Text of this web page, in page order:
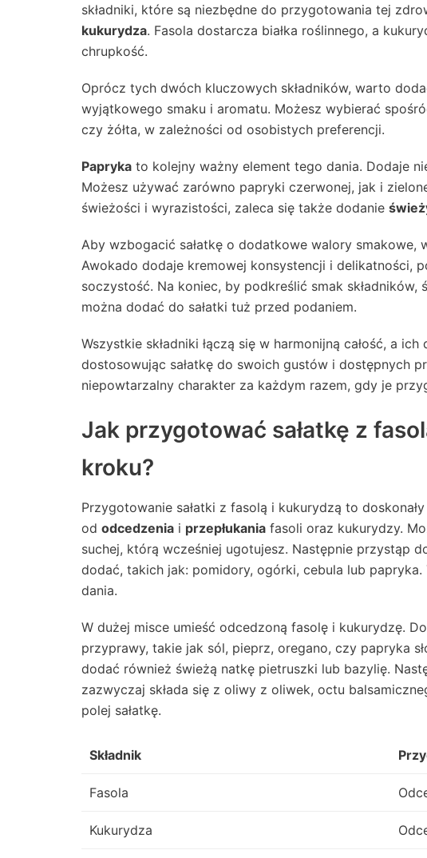
składniki, które są niezbędne do przygotowania tej
kukurydza. Fasola dostarcza białka roślinnego, a
chrupkość.
Oprócz tych dwóch kluczowych składników, warto
wyjątkowego smaku i aromatu. Możesz wybierać
czy żółta, w zależności od osobistych preferencji.
Papryka to kolejny ważny element tego dania. Dodaje
Możesz używać zarówno papryki czerwonej, jak i
świeżości i wyrazistości, zaleca się także dodanie
Aby wzbogacić sałatkę o dodatkowe walory smakowe,
Awokado dodaje kremowej konsystencji i delikatności,
soczystość. Na koniec, by podkreślić smak składników,
można dodać do sałatki tuż przed podaniem.
Wszystkie składniki łączą się w harmonijną całość, a
dostosowując sałatkę do swoich gustów i dostępnych
niepowtarzalny charakter za każdym razem, gdy je
Jak przygotować sałatkę z
kroku?
Przygotowanie sałatki z fasolą i kukurydzą to
od odcedzenia i przepłukania fasoli oraz kukurydzy.
suchej, którą wcześniej ugotujesz. Następnie przystąp
dodać, takich jak: pomidory, ogórki, cebula lub papryka.
dania.
W dużej misce umieść odcedzoną fasolę i kukurydzę.
przyprawy, takie jak sól, pieprz, oregano, czy papryka
dodać również świeżą natkę pietruszki lub bazylię.
zazwyczaj składa się z oliwy z oliwek, octu
polej sałatkę.
Składnik
Fasola
Kukurydza